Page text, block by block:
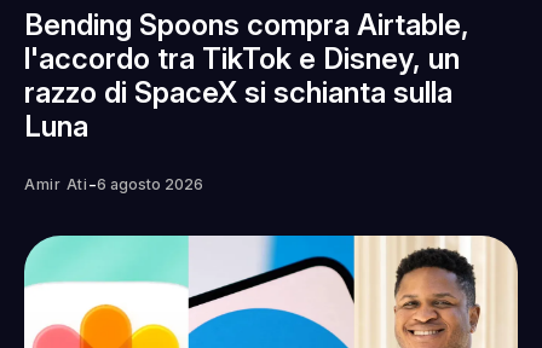
Bending Spoons compra Airtable,
l'accordo tra TikTok e Disney, un
razzo di SpaceX si schianta sulla
Luna
Amir Ati -6 agosto 2026